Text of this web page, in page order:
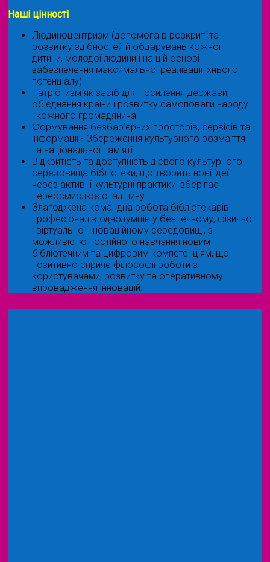
Наші цінності
Людиноцентризм (допомога в розкриті та
розвитку здібностей й обдарувань кожної
дитини, молодої людини і на цій основі
забезпечення максимальної реалізації їхнього
потенціалу)
Патріотизм як засіб для посилення держави,
об'єднання країни і розвитку самоповаги народу
і кожного громадянина
Формування безбар’єрних просторів, сервісів та
інформації - Збереження культурного розмаїття
та національної пам’яті
Відкритість та доступність дієвого культурного
середовища бібліотеки, що творить нові ідеї
через активні культурні практики, зберігає і
переосмислює спадщину
Злагоджена командна робота бібліотекарів
професіоналів-однодумців у безпечному, фізично
і віртуально інноваційному середовищі, з
можливістю постійного навчання новим
бібліотечним та цифровим компетенціям, що
позитивно сприяє філософії роботи з
користувачами, розвитку та оперативному
впровадження інновацій.